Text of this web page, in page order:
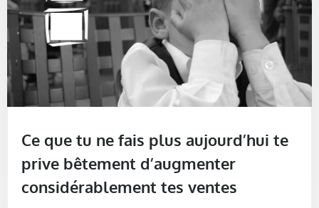
Ce que tu ne fais plus aujourd’hui te
prive bêtement d’augmenter
considérablement tes ventes